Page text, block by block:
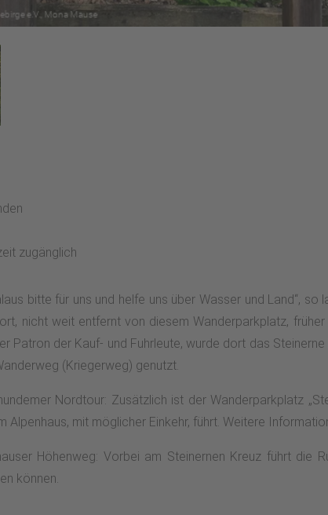
zugänglich
bitte für uns und helfe uns über Wasser und Land“,
nicht weit entfernt von diesem Wanderparkplatz,
Patron der Kauf- und Fuhrleute, wurde dort das
(Kriegerweg) genutzt.
Nordtour: Zusätzlich ist der Wanderparkplatz
Alpenhaus, mit möglicher Einkehr, führt. Weitere
Höhenweg: Vorbei am Steinernen Kreuz führt
können.